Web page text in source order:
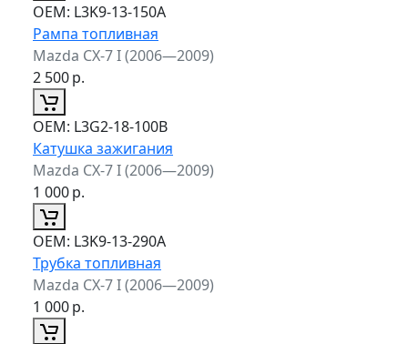
ОЕМ: L3K9-13-150A
Рампа топливная
Mazda CX-7 I (2006—2009)
2 500р.
ОЕМ: L3G2-18-100B
Катушка зажигания
Mazda CX-7 I (2006—2009)
1 000р.
ОЕМ: L3K9-13-290A
Трубка топливная
Mazda CX-7 I (2006—2009)
1 000р.